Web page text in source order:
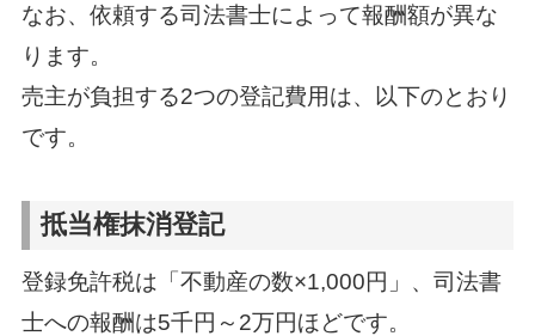
なお、依頼する司法書士によって報酬額が異な
ります。
売主が負担する2つの登記費用は、以下のとおり
です。
抵当権抹消登記
登録免許税は「不動産の数×1,000円」、司法書
士への報酬は5千円～2万円ほどです。